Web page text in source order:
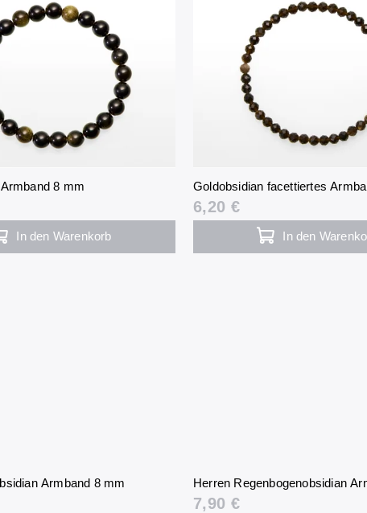
8 mm
In den Warenkorb
Goldobsidian facettiertes
6,20 €
In den
Armband 8 mm Herren Regenbogenobsidian
7,90 €